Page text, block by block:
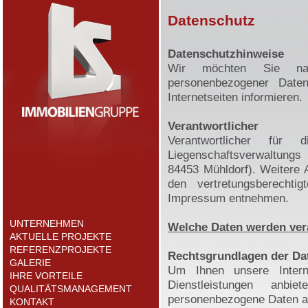
UNTERNEHMEN
AKTUELLE PROJEKTE
REFERENZPROJEKTE
GALERIE
IHRE VORTEILE
QUALITÄTSMANAGEMENT
KONTAKT
Datenschutz
Datenschutzhinweise
Wir möchten Sie
personenbezogener
Internetseiten informieren.
Verantwortlicher
Verantwortlicher
84453 Mühldorf). Weitere
den
Impressum entnehmen.
Welche Daten werden
Rechtsgrundlagen der
Um Ihnen unsere
Dienstleistungen
personenbezogene Daten